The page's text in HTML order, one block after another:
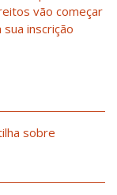
vão começar
inscrição
sobre